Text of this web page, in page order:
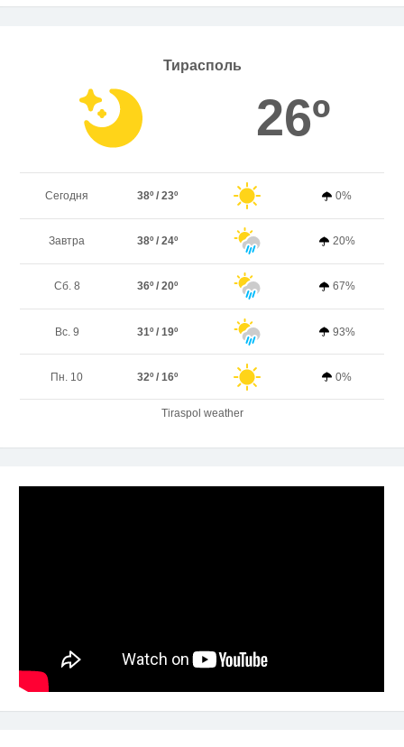
Тирасполь
26º
Сегодня 38º / 23º 0%
Завтра 38º / 24º 20%
Сб. 8 36º / 20º 67%
Вс. 9 31º / 19º 93%
Пн. 10 32º / 16º 0%
Tiraspol weather